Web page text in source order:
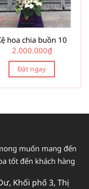
hoa chia buồn 10
2.000.000₫
Đặt ngay
muốn mang đến
tốt đến khách hàng
Khối phố 3, Thị